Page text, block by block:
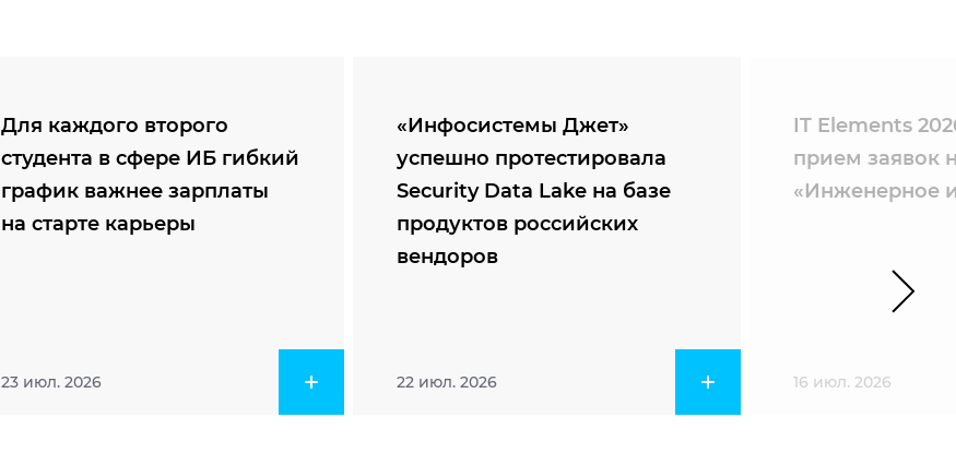
Для каждого второго
студента в сфере ИБ гибкий
график важнее зарплаты
на старте карьеры
23 июл. 2026
«Инфосистемы Джет»
успешно протестировала
Security Data Lake на базе
продуктов российских
вендоров
22 июл. 2026
IT Elements
прием заявок
«Инженерное
16 июл. 2026